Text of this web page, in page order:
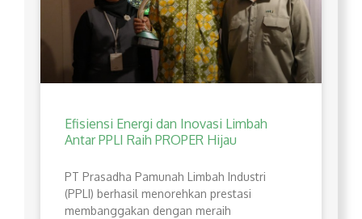
Efisiensi Energi dan Inovasi Limbah
Antar PPLI Raih PROPER Hijau
PT Prasadha Pamunah Limbah Industri
(PPLI) berhasil menorehkan prestasi
membanggakan dengan meraih